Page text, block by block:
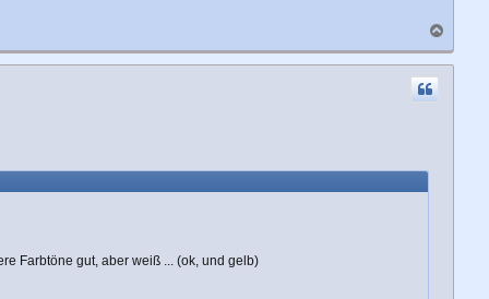
a
c
Farbtöne gut, aber weiß ... (ok, und gelb)